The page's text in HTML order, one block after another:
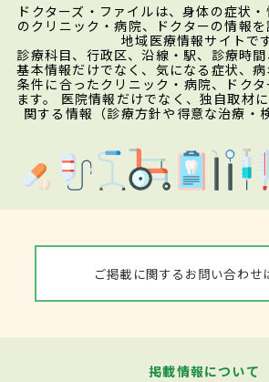
ドクターズ・ファイルは、身体の症状
のクリニック・病院、ドクターの情報
地域医療情報サイトです
診療科目、行政区、沿線・駅、診療時
基本情報だけでなく、気になる症状、
条件に合ったクリニック・病院、ドク
ます。 医院情報だけでなく、独自取材
関する情報（診療方針や得意な治療・
ご掲載に関するお問い合わせ
掲載情報について